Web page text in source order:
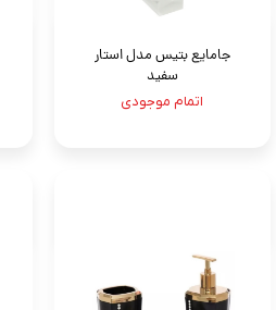
جامايع بتيس مدل استار
سفید
اتمام موجودی